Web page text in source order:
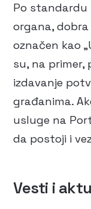
Po standardu
organa,
označen kao
su, na primer,
izdavanje
građanima.
usluge na
da postoji i
Vesti i